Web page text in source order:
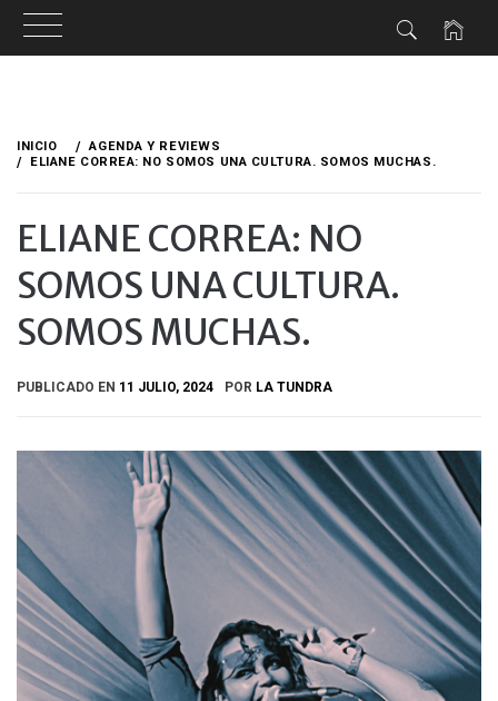
contenido
INICIO
AGENDA Y REVIEWS
ELIANE CORREA: NO SOMOS UNA CULTURA. SOMOS MUCHAS.
ELIANE CORREA: NO
SOMOS UNA CULTURA.
SOMOS MUCHAS.
PUBLICADO EN 11 JULIO, 2024 POR LA TUNDRA